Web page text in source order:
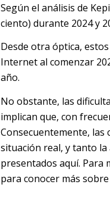
Según el análisis de
ciento) durante 2024 y
Desde otra óptica,
Internet al comenzar
año.
No obstante, las
implican que, con
Consecuentemente,
situación real, y tanto
presentados aquí. Para
para conocer más